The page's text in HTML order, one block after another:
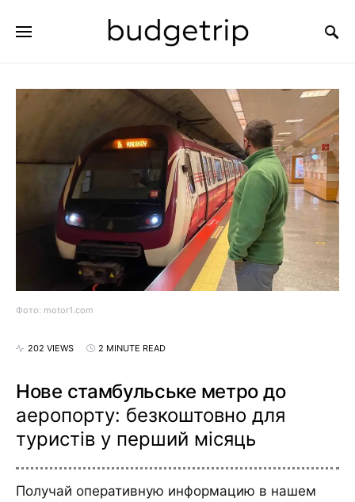
Фото: motor1.com
202 VIEWS 2 MINUTE READ
Нове стамбульське метро до
аеропорту: безкоштовно для
туристів у перший місяць
Получай оперативную информацию в нашем